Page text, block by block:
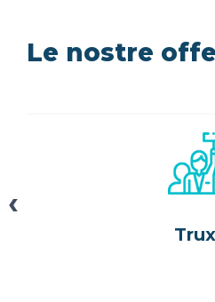
Le nostre
‹